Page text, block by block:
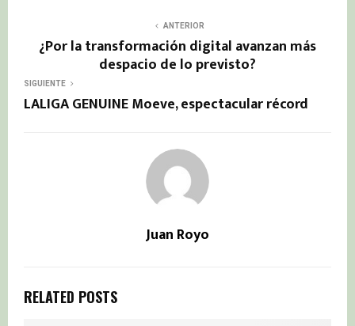
ANTERIOR
¿Por la transformación digital avanzan más
despacio de lo previsto?
SIGUIENTE
LALIGA GENUINE Moeve, espectacular récord
Juan Royo
RELATED POSTS